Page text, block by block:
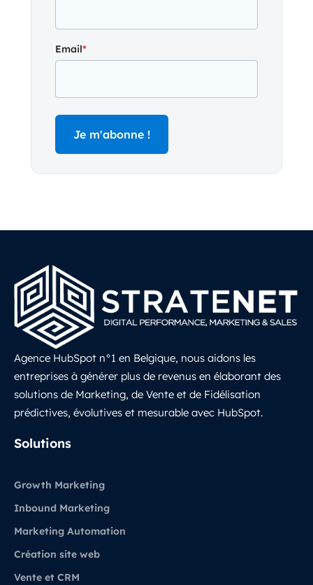
Email*
Agence HubSpot n°1 en Belgique, nous aidons les
entreprises à générer plus de revenus en élaborant des
solutions de Marketing, de Vente et de Fidélisation
prédictives, évolutives et mesurable avec HubSpot.
Solutions
Growth Marketing
Inbound Marketing
Marketing Automation
Création site web
Vente et CRM